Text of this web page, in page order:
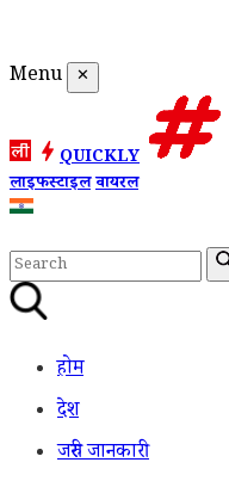
Menu ✕
QUICKLY
लाइफस्टाइलवायरल
होम
देश
जरुरी जानकारी